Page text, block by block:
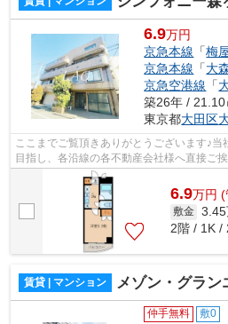
6.9万円
京急本線 「梅
京急本線 「大
京急空港線 「
築26年 / 21.10
東京都大田区
ここまでご覧頂きありがとうございます♪
目指し、各沿線の各不動産会社様へ直接ご
様へ提供しております！最新の情報は...
6.9万円 (
敷金 3.45
2階 / 1K /
賃貸 | マンション メゾン・グラン
仲手無料 敷0